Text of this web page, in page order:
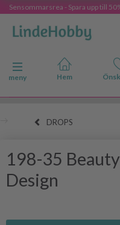
Sensommarsrea - Spara upp till
Ändra navigering
meny
DROPS
198-35
Design